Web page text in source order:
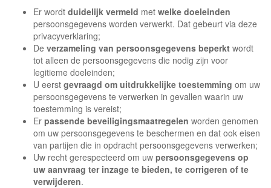
Er wordt duidelijk vermeld met welke doeleinden
persoonsgegevens worden verwerkt. Dat gebeurt via deze
privacyverklaring;
De verzameling van persoonsgegevens beperkt wordt
tot alleen de persoonsgegevens die nodig zijn voor
legitieme doeleinden;
U eerst gevraagd om uitdrukkelijke toestemming om uw
persoonsgegevens te verwerken in gevallen waarin uw
toestemming is vereist;
Er passende beveiligingsmaatregelen worden genomen
om uw persoonsgegevens te beschermen en dat ook eisen
van partijen die in opdracht persoonsgegevens verwerken;
Uw recht gerespecteerd om uw persoonsgegevens op
uw aanvraag ter inzage te bieden, te corrigeren of te
verwijderen.